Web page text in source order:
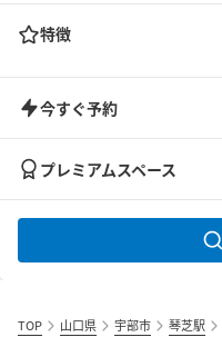
特徴
今すぐ予約
プレミアムスペース
TOP 山口県 宇部市 琴芝駅